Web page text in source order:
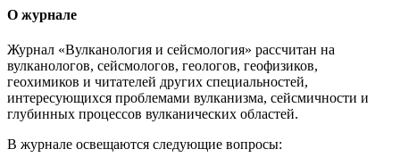
О журнале
Журнал «Вулканология и сейсмология» рассчитан на
вулканологов, сейсмологов, геологов, геофизиков,
геохимиков и читателей других специальностей,
интересующихся проблемами вулканизма, сейсмичности и
глубинных процессов вулканических областей.
В журнале освещаются следующие вопросы: